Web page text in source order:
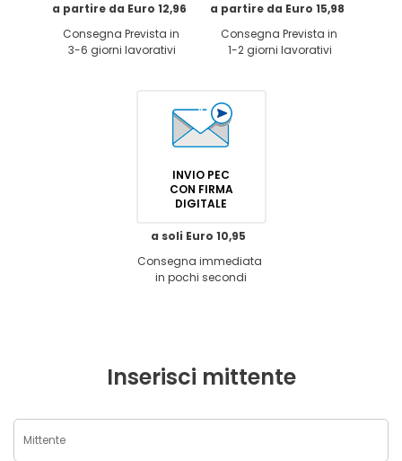
a partire da Euro 12,96
Consegna Prevista in
3-6 giorni lavorativi
a partire da Euro 15,98
Consegna Prevista in
1-2 giorni lavorativi
INVIO PEC
CON FIRMA
DIGITALE
a soli Euro 10,95
Consegna immediata
in pochi secondi
Inserisci mittente